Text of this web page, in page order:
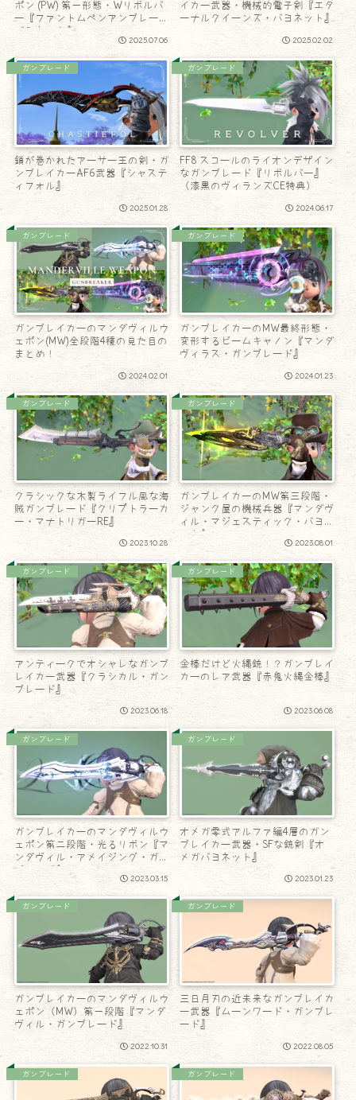
ポン (PW) 第一形態・Wリボルバ
ー『ファントムペンアンブレー・
バヨネット』
2025.07.06
イカー武器・機械的電子剣『エタ
ーナルクイーンズ・バヨネット』
2025.02.02
ガンブレード
鎖が巻かれたアーサー王の剣・ガ
ンブレイカーAF6武器『シャステ
ィフォル』
2025.01.28
ガンブレード
FF8 スコールのライオンデザイン
なガンブレード『リボルバー』
（漆黒のヴィランズCE特典）
2024.06.17
ガンブレード
ガンブレイカーのマンダヴィルウ
ェポン(MW)全段階4種の見た目の
まとめ！
2024.02.01
ガンブレード
ガンブレイカーのMW最終形態・
変形するビームキャノン『マンダ
ヴィラス・ガンブレード』
2024.01.23
ガンブレード
クラシックな木製ライフル風な海
賊ガンブレード『クリプトラーカ
ー・マナトリガーRE』
2023.10.28
ガンブレード
ガンブレイカーのMW第三段階・
ジャンク屋の機械兵器『マンダヴ
ィル・マジェスティック・バヨネ
ット』
2023.08.01
ガンブレード
アンティークでオシャレなガンブ
レイカー武器『クラシカル・ガン
ブレード』
2023.06.18
ガンブレード
金棒だけど火縄銃！？ガンブレイ
カーのレア武器『赤鬼火縄金棒』
2023.06.08
ガンブレード
ガンブレイカーのマンダヴィルウ
ェポン第二段階・光るリボン『マ
ンダヴィル・アメイジング・ガン
ブレード』
2023.03.15
ガンブレード
オメガ零式アルファ編4層のガン
ブレイカー武器・SFな銃剣『オ
メガバヨネット』
2023.01.23
ガンブレード
ガンブレイカーのマンダヴィルウ
ェポン（MW）第一段階『マンダ
ヴィル・ガンブレード』
2022.10.31
ガンブレード
三日月刃の近未来なガンブレイカ
ー武器『ムーンワード・ガンブレ
ード』
2022.08.05
ガンブレード ガンブレード